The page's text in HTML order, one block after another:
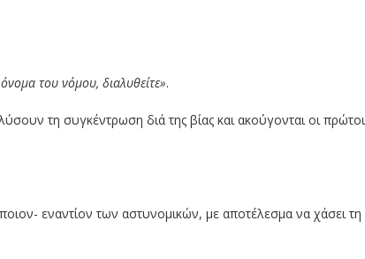
του νόμου, διαλυθείτε».
τη συγκέντρωση διά της βίας και ακούγονται οι πρώτοι
εναντίον των αστυνομικών, με αποτέλεσμα να χάσει τη